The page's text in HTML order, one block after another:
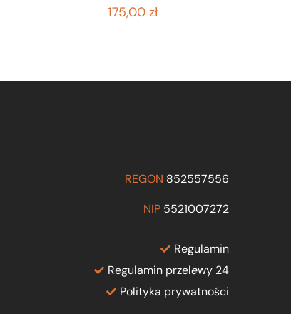
175,00 zł
REGON 852557556
NIP 5521007272
Regulamin
Regulamin przelewy 24
Polityka prywatności